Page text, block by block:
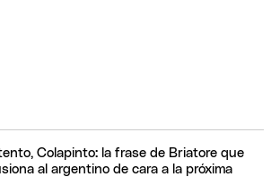
Colapinto: la frase de Briatore que
al argentino de cara a la próxima